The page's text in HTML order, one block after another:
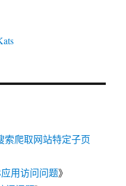
索爬取网站特定子页
应用访问问题》